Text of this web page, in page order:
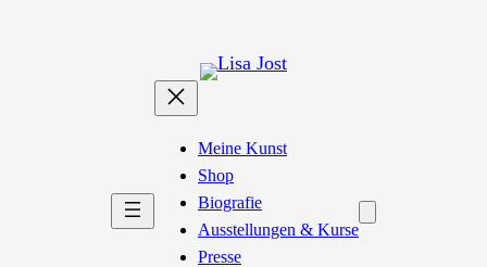
Meine Kunst
Shop
Biografie
Ausstellungen & Kurse
Presse